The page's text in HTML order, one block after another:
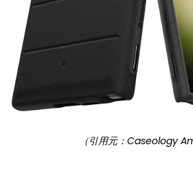
（引用元：Caseology